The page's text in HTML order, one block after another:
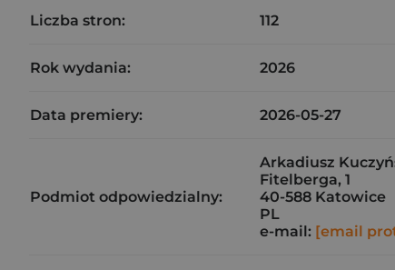
Liczba stron: 112
Rok wydania: 2026
Data premiery: 2026-05-27
Podmiot odpowiedzialny:
Arkadiusz
Fitelberga, 1
40-588 Katowice
PL
e-mail: [email